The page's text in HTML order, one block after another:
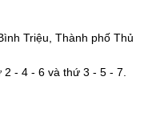
Triệu Thành phố Thủ
- 4 - 6 và thứ 3 - 5 - 7.